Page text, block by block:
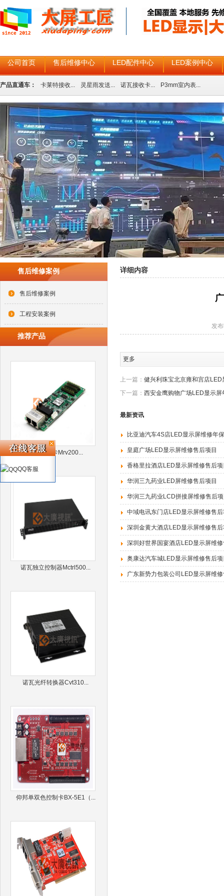
公司首页 售后维修中心 LED配件中心 LED案例中心
产品直通车： 卡莱特接收... 灵星雨发送... 诺瓦接收卡... P3mm室内表...
售后维修案例
售后维修案例
工程安装案例
推荐产品
诺瓦接收卡Mrv200...
诺瓦独立控制器Mctrl500...
诺瓦光纤转换器Cvt310...
仰邦单双色控制卡BX-5E1（...
详细内容
发
更多
上一篇： 健兴利珠宝北京雍和宫店
下一篇： 西安金鹰购物广场LED显示屏
最新资讯
比亚迪汽车4S店LED显示屏维修年
皇庭广场LED显示屏维修售后项目
香格里拉酒店LED显示屏维修售后
华润三九药业LED屏维修售后项目
华润三九药业LCD拼接屏维修售后
中域电讯东门店LED显示屏维修售
深圳金黄大酒店LED显示屏维修售
深圳好世界国宴酒店LED显示屏维
奥康达汽车城LED显示屏维修售后
广东新势力包装公司LED显示屏维
QQ客服